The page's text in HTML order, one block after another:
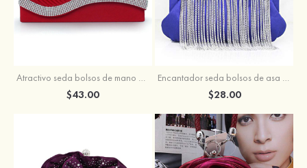
Atractivo seda bolsos de mano con cuentas
$43.00
Encantador seda bolsos de asa con metal
$28.00